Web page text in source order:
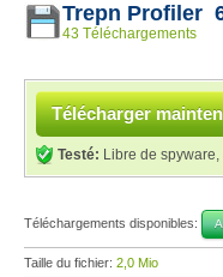
Trepn Profiler
43 Téléchargements
Télécharger
Testé: Libre de
Téléchargements disponibles:
Taille du fichier: 2,0 Mio